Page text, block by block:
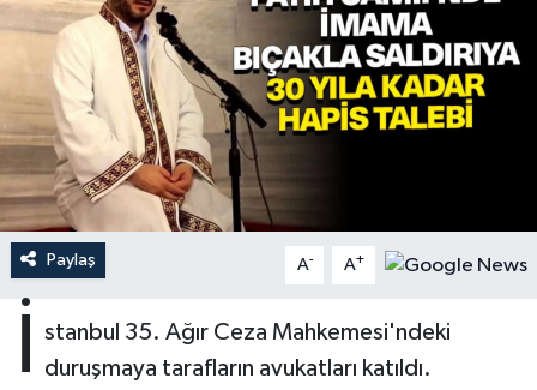
Paylaş A- A+
stanbul 35. Ağır Ceza Mahkemesi'ndeki
duruşmaya tarafların avukatları katıldı.
Aydın Müftülüğü
Balıkesir Müftülüğü
Bartın Müftülüğü
Batman Müftülüğü
Bayburt Müftülüğü
Bilecik Müftülüğü
Mukabele
Peygamberimizin Hayatı
Ramazan
Sahabeler
Zekat
DİYANET GENÇLİK
DİYANET RADYO/TV
DEPREM
Dünya
Eğitim
Kültür-Sanat